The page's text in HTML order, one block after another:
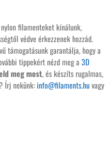
filamenteket kínálunk,
védve érkezzenek hozzád.
támogatásunk garantálja, hogy a
tippekért nézd meg a 3D
meg most, és készíts rugalmas,
Írj nekünk: info@filaments.huvagy